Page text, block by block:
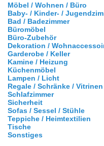
Möbel / Wohnen / Büro
Baby- / Kinder- /
Bad / Badezimmer
Büromöbel
Büro-Zubehör
Dekoration /
Garderobe / Keller
Kamine / Heizung
Küchenmöbel
Lampen / Licht
Regale / Schränke /
Schlafzimmer
Sicherheit
Sofas / Sessel / Stühle
Teppiche / Heimtextilien
Tische
Sonstiges